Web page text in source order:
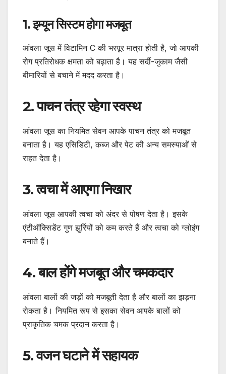
1. इम्यून सिस्टम होगा मजबूत
आंवला जूस में विटामिन C की भरपूर मात्रा होती है, जो आपकी
रोग प्रतिरोधक क्षमता को बढ़ाता है। यह सर्दी-जुकाम जैसी
बीमारियों से बचाने में मदद करता है।
2. पाचन तंत्र रहेगा स्वस्थ
आंवला जूस का नियमित सेवन आपके पाचन तंत्र को मजबूत
बनाता है। यह एसिडिटी, कब्ज और पेट की अन्य समस्याओं से
राहत देता है।
3. त्वचा में आएगा निखार
आंवला जूस आपकी त्वचा को अंदर से पोषण देता है। इसके
एंटीऑक्सिडेंट गुण झुर्रियों को कम करते हैं और त्वचा को ग्लोइंग
बनाते हैं।
4. बाल होंगे मजबूत और चमकदार
आंवला बालों की जड़ों को मजबूती देता है और बालों का झड़ना
रोकता है। नियमित रूप से इसका सेवन आपके बालों को
प्राकृतिक चमक प्रदान करता है।
5. वजन घटाने में सहायक